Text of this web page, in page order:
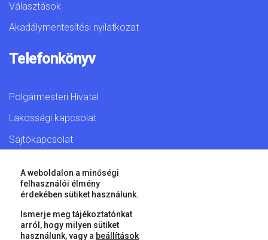
Választások
Akadálymentesítési nyilatkozat
Telefonkönyv
Polgármesteri Hivatal
Lakossági kapcsolat
Sajtókapcsolat
© 2026 Győr Megyei Jogú Város • Minden jog fenntartva!
A weboldalon a minőségi
felhasználói élmény
érdekében sütiket használunk.
Ismerje meg tájékoztatónkat
arról, hogy milyen sütiket
használunk, vagy a beállítások